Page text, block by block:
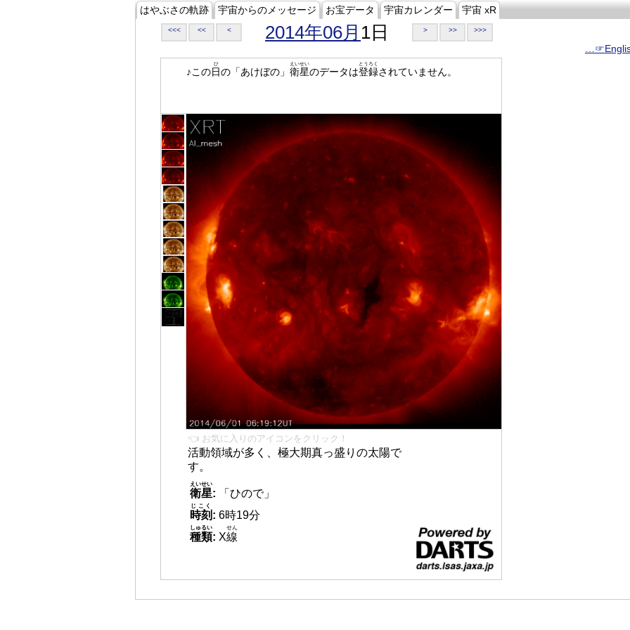
はやぶさの軌跡 宇宙からのメッセージ お宝データ 宇宙カレンダー 宇宙 xR
<<< << < 2014年06月 1日 > >> >>>
♪この日
ひ
の「あけぼの」 衛星
えいせい
のデータは登録
とうろく
されていません。
👈 お気に入りのアイコンをクリック！
活動領域が多く、極大期真っ盛りの太陽で
す。
衛星
えいせい
:
「ひので」
時刻
じこく
: 6時19分
種類
しゅるい
: X線
せん